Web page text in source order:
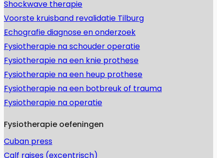
Shockwave therapie
Voorste kruisband revalidatie Tilburg
Echografie diagnose en onderzoek
Fysiotherapie na schouder operatie
Fysiotherapie na een knie prothese
Fysiotherapie na een heup prothese
Fysiotherapie na een botbreuk of trauma
Fysiotherapie na operatie
Fysiotherapie oefeningen
Cuban press
Calf raises (excentrisch)